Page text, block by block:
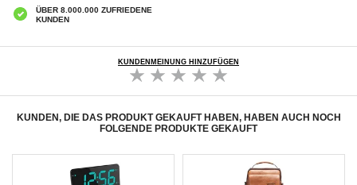
ÜBER 8.000.000 ZUFRIEDENE
KUNDEN
KUNDENMEINUNG HINZUFÜGEN
KUNDEN, DIE DAS PRODUKT GEKAUFT HABEN, HABEN AUCH NOCH
FOLGENDE PRODUKTE GEKAUFT